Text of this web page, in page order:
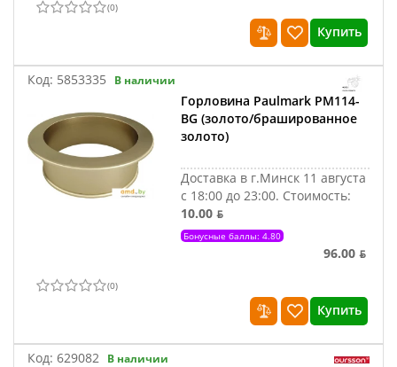
(0)
Купить
Код: 5853335 В наличии
Горловина Paulmark PM114-
BG (золото/брашированное
золото)
Доставка в г.Минск 11 августа
с 18:00 до 23:00. Стоимость:
10.00 ƃ
Бонусные баллы: 4.80
96.00 ƃ
(0)
Купить
Код: 629082 В наличии